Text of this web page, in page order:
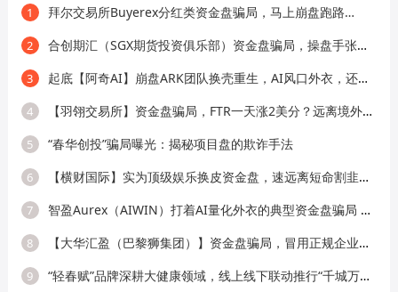
1 拜尔交易所Buyerex分红类资金盘骗局，马上崩盘跑路…
2 合创期汇（SGX期货投资俱乐部）资金盘骗局，操盘手张奕多次收割山东会员，看
3 起底【阿奇AI】崩盘ARK团队换壳重生，AI风口外衣，还是老牌分销套路！
4 【羽翎交易所】资金盘骗局，FTR一天涨2美分？远离境外园区杀猪盘！
5 “春华创投”骗局曝光：揭秘项目盘的欺诈手法
6 【横财国际】实为顶级娱乐换皮资金盘，速远离短命割韭菜盘！
7 智盈Aurex（AIWIN）打着AI量化外衣的典型资金盘骗局 刚开盘就单割
8 【大华汇盈（巴黎狮集团）】资金盘骗局，冒用正规企业名称，大量单割会员，
9 “轻春赋”品牌深耕大健康领域，线上线下联动推行“千城万店”，但销售模式